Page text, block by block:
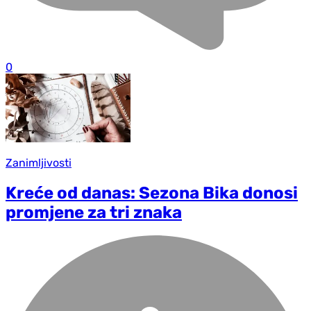
0
Zanimljivosti
Kreće od danas: Sezona Bika donosi
promjene za tri znaka